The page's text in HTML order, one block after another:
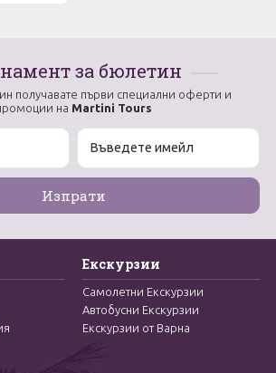
за бюлетин
получавате първи специални оферти и
на Martini Tours
Екскурзии
Самолетни Екскурзии
Автобусни Екскурзии
Екскурзии от Варна